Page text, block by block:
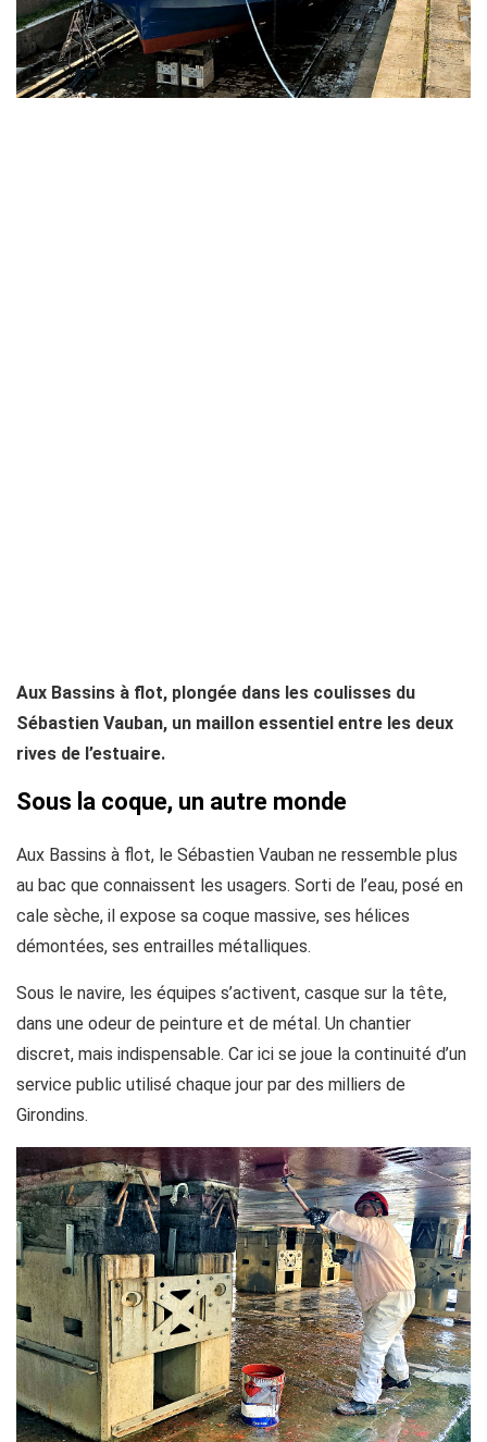
Aux Bassins à flot, plongée dans les coulisses du
Sébastien Vauban, un maillon essentiel entre les deux
rives de l’estuaire.
Sous la coque, un autre monde
Aux Bassins à flot, le Sébastien Vauban ne ressemble plus
au bac que connaissent les usagers. Sorti de l’eau, posé en
cale sèche, il expose sa coque massive, ses hélices
démontées, ses entrailles métalliques.
Sous le navire, les équipes s’activent, casque sur la tête,
dans une odeur de peinture et de métal. Un chantier
discret, mais indispensable. Car ici se joue la continuité d’un
service public utilisé chaque jour par des milliers de
Girondins.